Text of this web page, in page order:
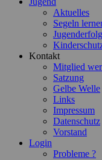
Aktuelles
Segeln
Kontakt
Mitglied
Satzung
Gelbe Welle
Links
Impressum
Datenschutz
Vorstand
Login
Probleme ?